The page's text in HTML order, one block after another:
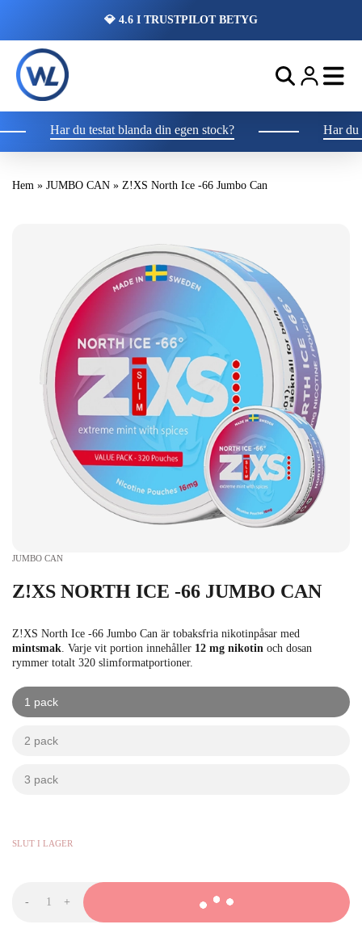
💎 4.6 I TRUSTPILOT BETYG
Har du testat blanda din egen stock? Har du
Hem » JUMBO CAN » Z!XS North Ice -66 Jumbo Can
JUMBO CAN
Z!XS NORTH ICE -66 JUMBO CAN
Z!XS North Ice -66 Jumbo Can är tobaksfria nikotinpåsar med
mintsmak. Varje vit portion innehåller 12 mg nikotin och dosan
rymmer totalt 320 slimformatportioner.
1 pack
2 pack
3 pack
-Z!XS
+